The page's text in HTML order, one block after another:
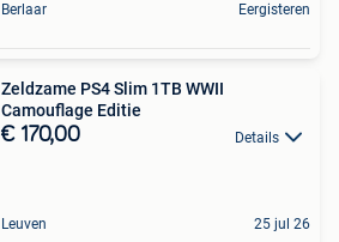
Berlaar Eergisteren
Zeldzame PS4 Slim 1TB WWII
Camouflage Editie
€ 170,00 Details
Leuven 25 jul 26